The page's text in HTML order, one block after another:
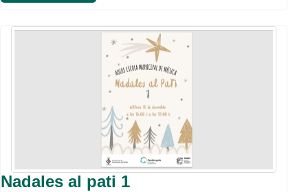
Nadales al pati 1